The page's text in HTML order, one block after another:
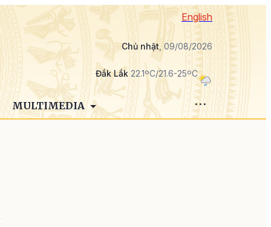
English
Chủ nhật, 09/08/2026
Đắk Lắk 22.1ºC/21.6-25ºC
MULTIMEDIA